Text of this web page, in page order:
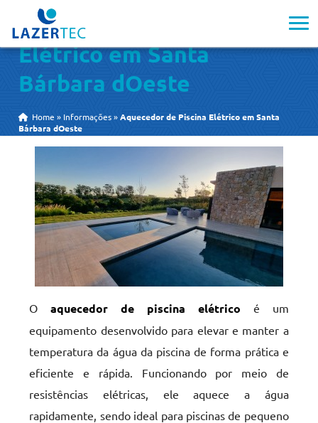
Aquecedor de Piscina
Elétrico em Santa
Bárbara dOeste
Home » Informações »Aquecedor de Piscina Elétrico em Santa
Bárbara dOeste
Oaquecedor de piscina elétrico é um
equipamento desenvolvido para elevar e manter a
temperatura da água da piscina de forma prática e
eficiente e rápida. Funcionando por meio de
resistências elétricas, ele aquece a água
rapidamente, sendo ideal para piscinas de pequeno